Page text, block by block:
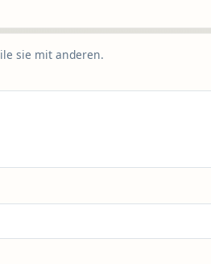
sie mit anderen.